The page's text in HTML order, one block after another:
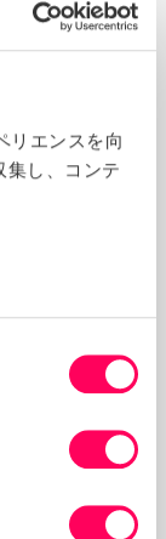
リエンスを向
集し、コンテ
?
は同じままで
ョンは引き続
で行われた支